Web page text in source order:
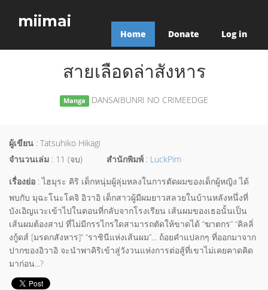
miimai
Home Donate Log in
สายเลือดล่าสังหาร
Manga DANSAIBUNRI NO CRIMEEDGE
ผู้เขียน : Tatsuhiko Hikagi
จำนวนเล่ม : 11 (จบ) สำนักพิมพ์ : LuckPim
เรื่องย่อ : ไฮมุระ คิริ เด็กหนุ่มผู้ลุ่มหลงในการตัดผมของเด็กผู้หญิง ได้
พบกับ มุฉะโนะโคจิ อิวาอิ เด็กสาวผู้มีผมยาวสลวยในบ้านหลังหนึ่งที่
บังเอิญแวะเข้าไปในตอนที่กลับจากโรงเรียน เส้นผมของเธอนั้นเป็น
เส้นผมต้องสาป ที่ไม่มีกรรไกรใดสามารถตัดให้ขาดได้ “ฆาตกร” “คิลลิ่
งกู้ดส์ [มรดกสังหาร]” “ราชินีแห่งเส้นผม”... ถ้อยคำแปลกๆ ที่ออกมาจาก
ปากของอิวาอิ จะนำพาคิริเข้าสู่วังวนแห่งการต่อสู้ที่เขาไม่เคยคาดคิด
มาก่อน...?